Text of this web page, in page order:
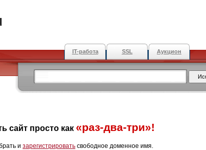
IT-работа SSL Аукцион
сайт просто как «раз-два-три»!
и зарегистрировать свободное доменное имя.